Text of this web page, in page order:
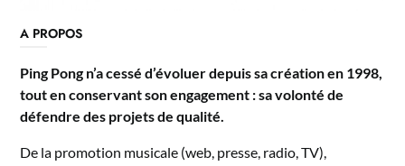
A PROPOS
Ping Pong n’a cessé d’évoluer depuis sa création en 1998,
tout en conservant son engagement : sa volonté de
défendre des projets de qualité.
De la promotion musicale (web, presse, radio, TV),